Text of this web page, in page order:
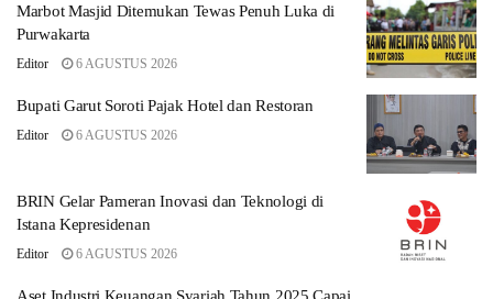
Marbot Masjid Ditemukan Tewas Penuh Luka di
Purwakarta
Editor 6 AGUSTUS 2026
Bupati Garut Soroti Pajak Hotel dan Restoran
Editor 6 AGUSTUS 2026
BRIN Gelar Pameran Inovasi dan Teknologi di
Istana Kepresidenan
Editor 6 AGUSTUS 2026